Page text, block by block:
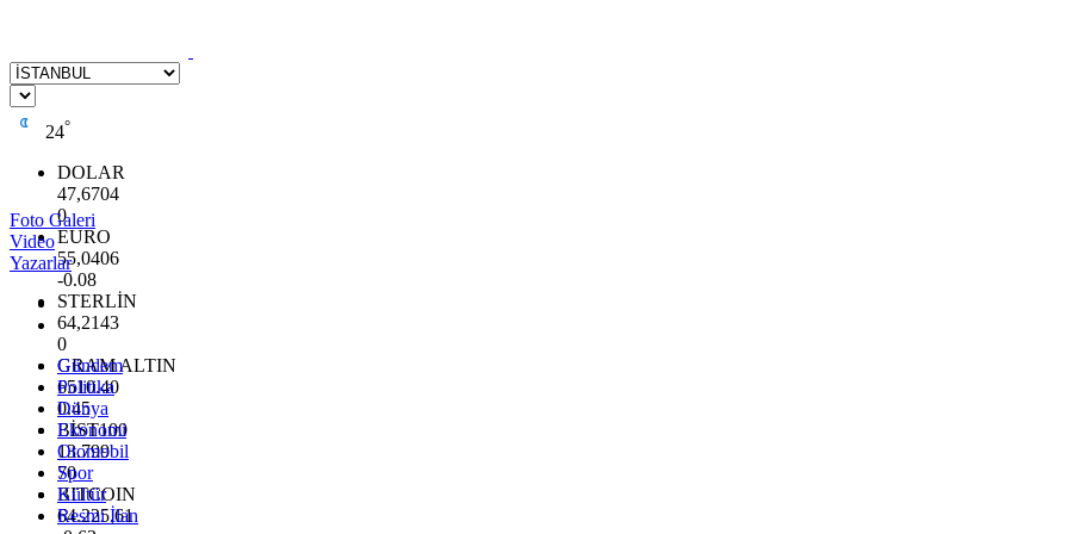
24°
DOLAR
47,6704
0
EURO
55,0406
-0.08
STERLİN
64,2143
0
GRAM ALTIN
6510.40
0.45
BİST100
13.799
70
BITCOIN
64.225,61
Foto Galeri
Video
Yazarlar
Gündem
Politika
Dünya
Ekonomi
Otomobil
Spor
Kültür
Resmi İlan